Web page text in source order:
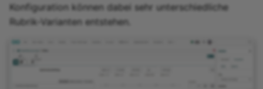
Konfiguration können dabei sehr unterschiedliche
Rubrik-Varianten entstehen.